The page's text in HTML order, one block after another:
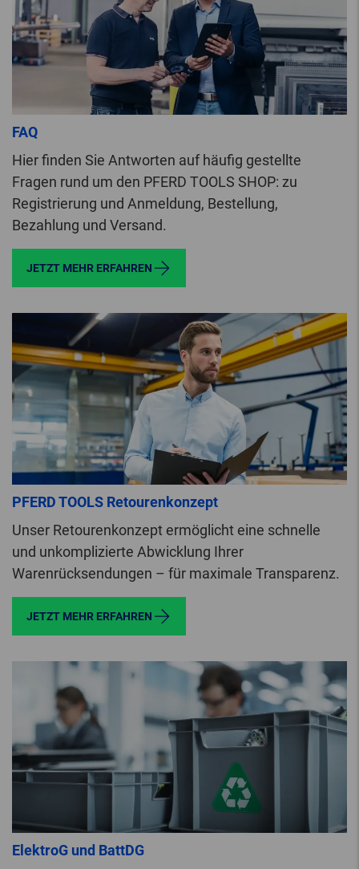
FAQ
Hier finden Sie Antworten auf häufig gestellte
Fragen rund um den PFERD TOOLS SHOP: zu
Registrierung und Anmeldung, Bestellung,
Bezahlung und Versand.
JETZT MEHR ERFAHREN
PFERD TOOLS Retourenkonzept
Unser Retourenkonzept ermöglicht eine schnelle
und unkomplizierte Abwicklung Ihrer
Warenrücksendungen – für maximale Transparenz.
JETZT MEHR ERFAHREN
ElektroG und BattDG